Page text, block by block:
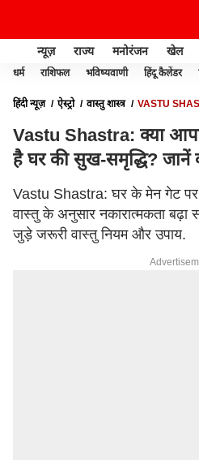
न्यूज़ राज्य मनोरंजन खेल
धर्म राशिफल भविष्यवाणी हिंदू कैलेंडर
हिंदी न्यूज़ ऐस्ट्रो वास्तु शास्त्र
VASTU
Vastu Shastra: क्या
है घर की सुख-समृद्धि? जानें
Vastu Shastra: घर के मेन गेट पर
वास्तु के अनुसार नकारात्मकता बढ़ा
जुड़े जरूरी वास्तु नियम और उपाय.